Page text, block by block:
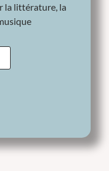
la littérature, la